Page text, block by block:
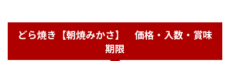
どら焼き【朝焼みかさ】 価格・入数・賞味
期限